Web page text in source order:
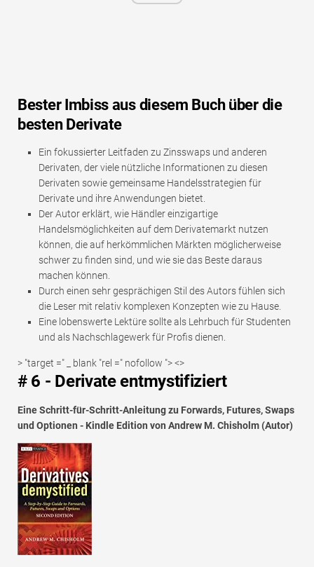
Bester Imbiss aus diesem Buch über die
besten Derivate
Ein fokussierter Leitfaden zu Zinsswaps und anderen
Derivaten, der viele nützliche Informationen zu diesen
Derivaten sowie gemeinsame Handelsstrategien für
Derivate und ihre Anwendungen bietet.
Der Autor erklärt, wie Händler einzigartige
Handelsmöglichkeiten auf dem Derivatemarkt nutzen
können, die auf herkömmlichen Märkten möglicherweise
schwer zu finden sind, und wie sie das Beste daraus
machen können.
Durch einen sehr gesprächigen Stil des Autors fühlen sich
die Leser mit relativ komplexen Konzepten wie zu Hause.
Eine lobenswerte Lektüre sollte als Lehrbuch für Studenten
und als Nachschlagewerk für Profis dienen.
> "target =" _ blank "rel =" nofollow "> <>
# 6 - Derivate entmystifiziert
Eine Schritt-für-Schritt-Anleitung zu Forwards, Futures, Swaps
und Optionen - Kindle Edition von Andrew M. Chisholm (Autor)